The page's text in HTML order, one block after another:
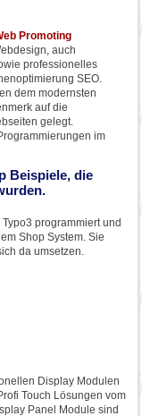
Promoting
auch
professionelles
SEO.
dem modernsten
auf die
gelegt.
im
Beispiele, die
programmiert und
Shop System. Sie
da umsetzen.
Display Modulen
Touch Lösungen vom
Panel Module sind